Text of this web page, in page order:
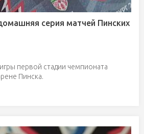
серия матчей Пинских
первой стадии чемпионата
Пинска.